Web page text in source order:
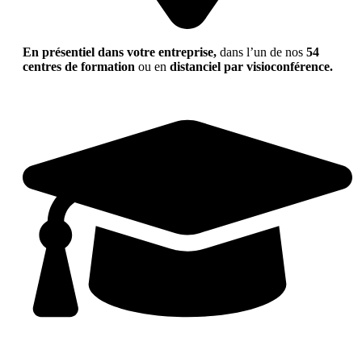
En présentiel dans votre entreprise, dans l’un de nos 54
centres de formation ou en distanciel par visioconférence.